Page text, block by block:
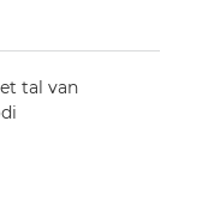
tal van